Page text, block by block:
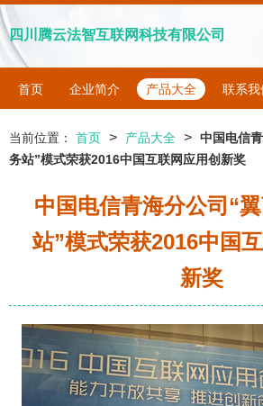
四川腾云法智互联网科技有限公司
首页 企业简介 产品大全 联系我
当前位置： 首页 > 产品大全 > 中国电信
务站”模式荣获2016中国互联网应用创新奖
中国电信青海分公司“
站”模式荣获2016中国
新奖